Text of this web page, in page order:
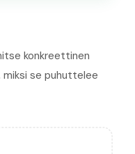
konkreettinen
se puhuttelee